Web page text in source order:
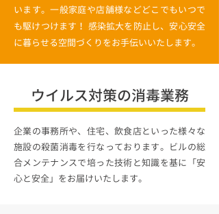
います。一般家庭や店舗様などどこでもいつで
も駆けつけます！ 感染拡大を防止し、安心安全
に暮らせる空間づくりをお手伝いいたします。
ウイルス対策の消毒業務
企業の事務所や、住宅、飲食店といった様々な
施設の殺菌消毒を行なっております。ビルの総
合メンテナンスで培った技術と知識を基に「安
心と安全」をお届けいたします。